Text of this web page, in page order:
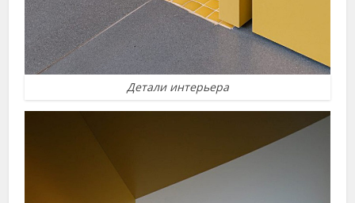
Детали интерьера